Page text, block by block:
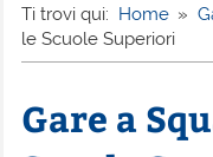
Ti trovi qui: Home
le Scuole Superiori
Gare a